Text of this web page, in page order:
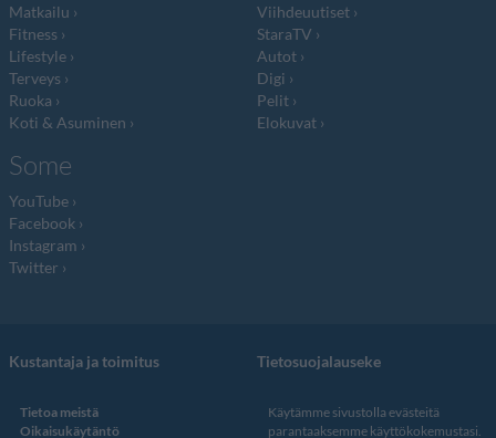
Matkailu
Fitness
Lifestyle
Terveys
Ruoka
Koti & Asuminen
Viihdeuutiset
StaraTV
Autot
Digi
Pelit
Elokuvat
Some
YouTube
Facebook
Instagram
Twitter
Kustantaja ja toimitus
Tietoa meistä
Oikaisukäytäntö
Tietosuojalauseke
Käytämme sivustolla evästeitä
parantaaksemme käyttökokemustasi.